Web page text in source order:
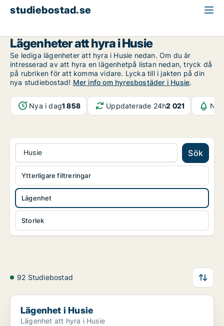
studiebostad.se
Lägenheter att hyra i Husie
Se lediga lägenheter att hyra i Husie nedan. Om du är
intresserad av att hyra en lägenhetpå listan nedan, tryck då
på rubriken för att komma vidare. Lycka till i jakten på din
nya studiebostad! Mer info om hyresbostäder i Husie.
Nya i dag1 858 Uppdaterade 24h2 021
Husie Sök
Lägenhet
Storlek
Ytterligare filtreringar
92 Studiebostad
Lägenhet i Husie
Lägenhet i Husie
Lägenhet att hyra i Husie